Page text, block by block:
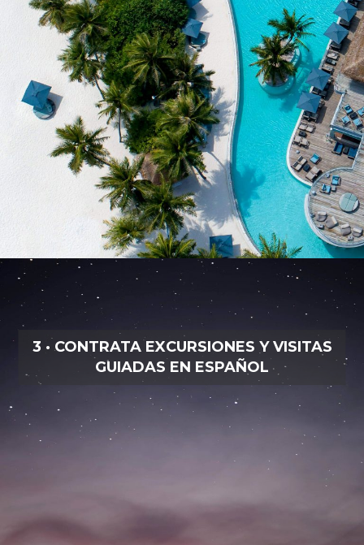
3 · CONTRATA EXCURSIONES Y VISITAS
GUIADAS EN ESPAÑOL